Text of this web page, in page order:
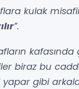
kulak
”.
biraz bu
gibi